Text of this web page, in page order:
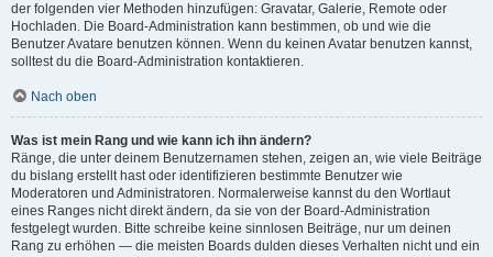
der folgenden vier Methoden hinzufügen: Gravatar, Galerie, Remote oder
Hochladen. Die Board-Administration kann bestimmen, ob und wie die
Benutzer Avatare benutzen können. Wenn du keinen Avatar benutzen kannst,
solltest du die Board-Administration kontaktieren.
Nach oben
Was ist mein Rang und wie kann ich ihn ändern?
Ränge, die unter deinem Benutzernamen stehen, zeigen an, wie viele Beiträge
du bislang erstellt hast oder identifizieren bestimmte Benutzer wie
Moderatoren und Administratoren. Normalerweise kannst du den Wortlaut
eines Ranges nicht direkt ändern, da sie von der Board-Administration
festgelegt wurden. Bitte schreibe keine sinnlosen Beiträge, nur um deinen
Rang zu erhöhen — die meisten Boards dulden dieses Verhalten nicht und ein